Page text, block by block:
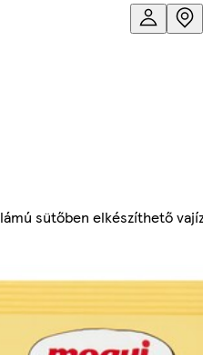
sütőben elkészíthető